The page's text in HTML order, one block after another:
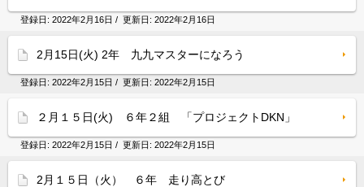
登録日: 2022年2月16日 / 更新日: 2022年2月16日
2月15日(火) 2年 九九マスターになろう
登録日: 2022年2月15日 / 更新日: 2022年2月15日
２月１５日(火) ６年２組 「プロジェクトDKN」
登録日: 2022年2月15日 / 更新日: 2022年2月15日
2月１５日（火） ６年 走り高とび